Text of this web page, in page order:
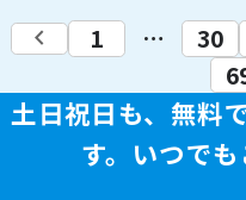
keyboard_arrow_left 1 … 30
土日祝日も、無料
す。 いつでも